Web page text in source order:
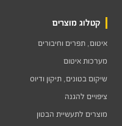
קטלוג מוצרים
איטום, תפרים וחיבורים
מערכות איטום
שיקום בטונים, תיקון ודיוס
ציפויים להגנה
מוצרים לתעשיית הבטון